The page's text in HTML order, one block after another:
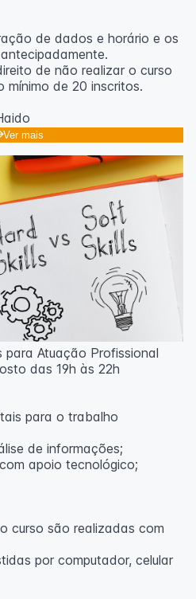
de dados e horário e os
de não realizar o curso
mínimo de 20 inscritos.
Ver mais
para Atuação Profissional
das 19h às 22h
para o trabalho
de informações;
apoio tecnológico;
curso são realizadas com
por computador, celular